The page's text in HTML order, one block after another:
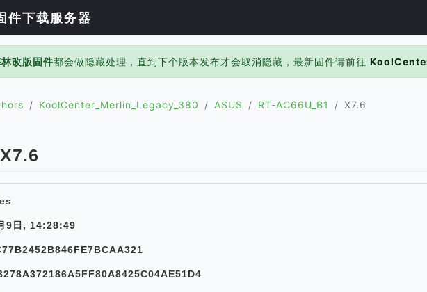
件下载服务器
改版固件都会做隐藏处理，直到下个版本发布才会取消隐藏，最新固件请前往
KoolCenter_Merlin_Legacy_380 ASUS RT-AC66U_B1 X7.6
9日, 14:28:49